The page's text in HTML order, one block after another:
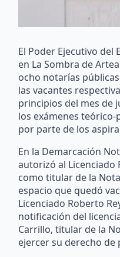
El Poder Ejecutivo del
en La Sombra de
ocho notarías
las vacantes
principios del mes de
los exámenes
por parte de los
En la Demarcación
autorizó al Licenciado
como titular de la
espacio que quedó
Licenciado Roberto
notificación del
Carrillo, titular de la
ejercer su derecho de